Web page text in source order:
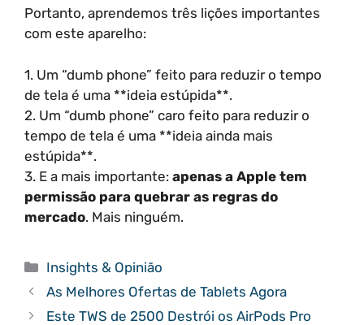
Portanto, aprendemos três lições importantes
com este aparelho:
1. Um “dumb phone” feito para reduzir o tempo
de tela é uma **ideia estúpida**.
2. Um “dumb phone” caro feito para reduzir o
tempo de tela é uma **ideia ainda mais
estúpida**.
3. E a mais importante: apenas a Apple tem
permissão para quebrar as regras do
mercado. Mais ninguém.
Categorias
Insights & Opinião
As Melhores Ofertas de Tablets Agora
Este TWS de 2500 Destrói os AirPods Pro